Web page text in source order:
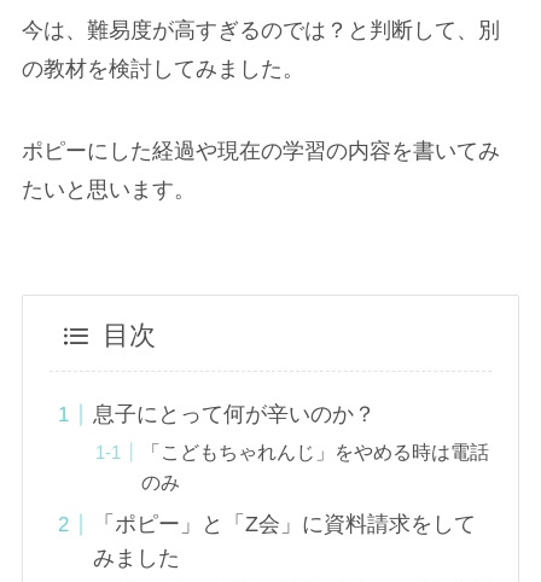
今は、難易度が高すぎるのでは？と判断して、別
の教材を検討してみました。
ポピーにした経過や現在の学習の内容を書いてみ
たいと思います。
目次
息子にとって何が辛いのか？
「こどもちゃれんじ」をやめる時は電話
のみ
「ポピー」と「Z会」に資料請求をして
みました